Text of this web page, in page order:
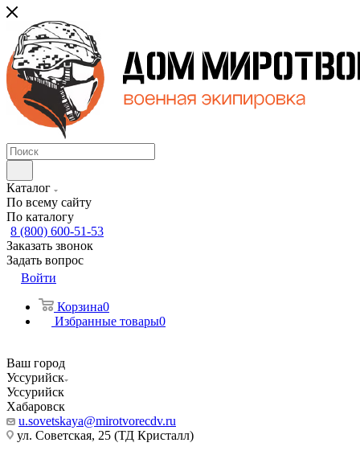
Каталог
По всему сайту
По каталогу
8 (800) 600-51-53
Заказать звонок
Задать вопрос
Войти
Корзина0
Избранные товары0
Ваш город
Уссурийск
Уссурийск
Хабаровск
u.sovetskaya@mirotvorecdv.ru
ул. Советская, 25 (ТД Кристалл)